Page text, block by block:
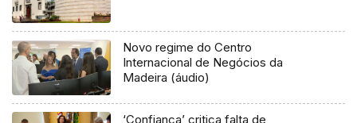
Novo regime do Centro
Internacional de Negócios da
Madeira (áudio)
‘Confiança’ critica falta de